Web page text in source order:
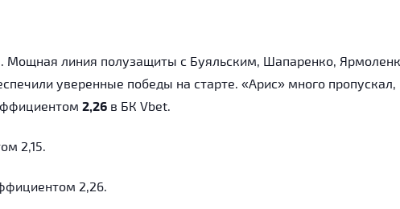
Мощная линия полузащиты с Буяльским, Шапаренко,
уверенные победы на старте. «Арис» много пропускал,
2,26 в БК Vbet.
2,15.
2,26.